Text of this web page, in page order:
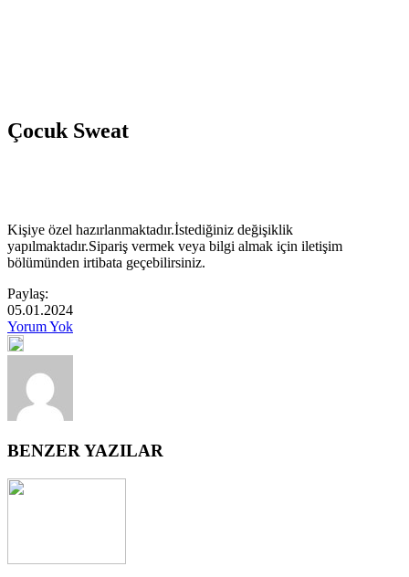
Çocuk Sweat
Kişiye özel hazırlanmaktadır.İstediğiniz değişiklik
yapılmaktadır.Sipariş vermek veya bilgi almak için iletişim
bölümünden irtibata geçebilirsiniz.
Paylaş:
05.01.2024
Yorum Yok
BENZER YAZILAR